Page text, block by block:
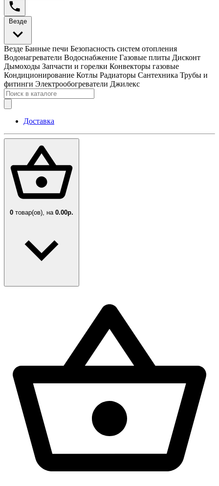
Везде
Везде Банные печи Безопасность систем отопления
Водонагреватели Водоснабжение Газовые плиты Дисконт
Дымоходы Запчасти и горелки Конвекторы газовые
Кондиционирование Котлы Радиаторы Сантехника Трубы и
фитинги Электрообогреватели Джилекс
Доставка
0 товар(ов), на 0.00р.